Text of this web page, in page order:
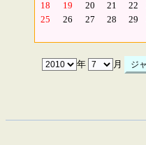
18
19 20 21 22
25
26 27 28 29
年 月